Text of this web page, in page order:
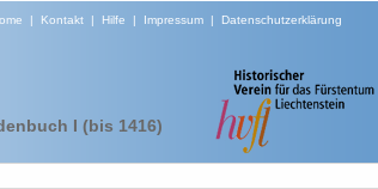
| Kontakt| Hilfe | Impressum| Datenschutzerklärung
I (bis 1416)